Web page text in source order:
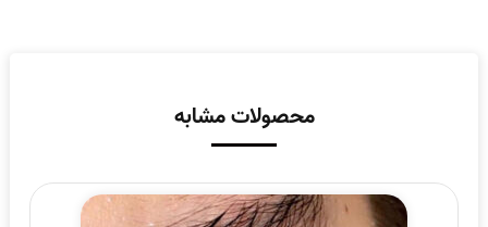
محصولات مشابه